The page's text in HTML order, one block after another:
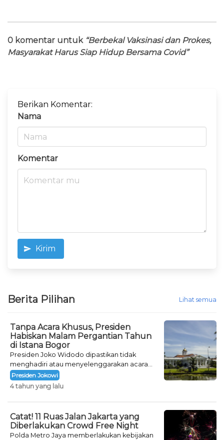
0 komentar untuk “Berbekal Vaksinasi dan Prokes,
Masyarakat Harus Siap Hidup Bersama Covid”
Berikan Komentar:
Nama
Komentar
Kirim
Berita Pilihan Lihat semua
Tanpa Acara Khusus, Presiden
Habiskan Malam Pergantian Tahun
di Istana Bogor
Presiden Joko Widodo dipastikan tidak
menghadiri atau menyelenggarakan acara
khusus untuk mengisi malam pergantian
tahun.
Presiden Jokowi
4 tahun yang lalu
Catat! 11 Ruas Jalan Jakarta yang
Diberlakukan Crowd Free Night
Polda Metro Jaya memberlakukan kebijakan